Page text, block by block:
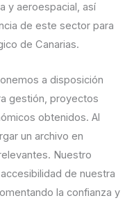
y aeroespacial, así
de este sector para
de Canarias.
a disposición
gestión, proyectos
obtenidos. Al
un archivo en
Nuestro
de nuestra
la confianza y